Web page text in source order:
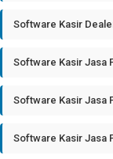
Software Kasir
Software Kasir Jasa
Software Kasir Jasa
Software Kasir Jasa